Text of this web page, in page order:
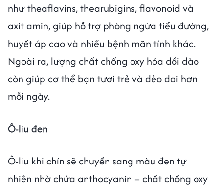
như theaflavins, thearubigins, flavonoid và
axit amin, giúp hỗ trợ phòng ngừa tiểu đường,
huyết áp cao và nhiều bệnh mãn tính khác.
Ngoài ra, lượng chất chống oxy hóa dồi dào
còn giúp cơ thể bạn tươi trẻ và dẻo dai hơn
mỗi ngày.
Ô-liu đen
Ô-liu khi chín sẽ chuyển sang màu đen tự
nhiên nhờ chứa anthocyanin – chất chống oxy